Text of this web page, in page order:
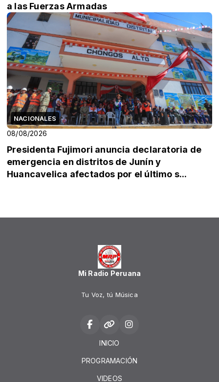
a las Fuerzas Armadas
NACIONALES
08/08/2026
Presidenta Fujimori anuncia declaratoria de
emergencia en distritos de Junín y
Huancavelica afectados por el último s...
Mi Radio Peruana
Tu Voz, tú Música
INICIO
PROGRAMACIÓN
VIDEOS